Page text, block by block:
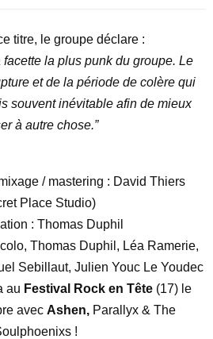
titre, le groupe déclare :
la plus punk du groupe. Le
et de la période de colère qui
souvent inévitable afin de mieux
à autre chose.”
/ mastering : David Thiers
Place Studio)
: Thomas Duphil
Thomas Duphil, Léa Ramerie,
Sebillaut, Julien Youc Le Youdec
au Festival Rock en Tête (17) le
avec Ashen, Parallyx & The
!